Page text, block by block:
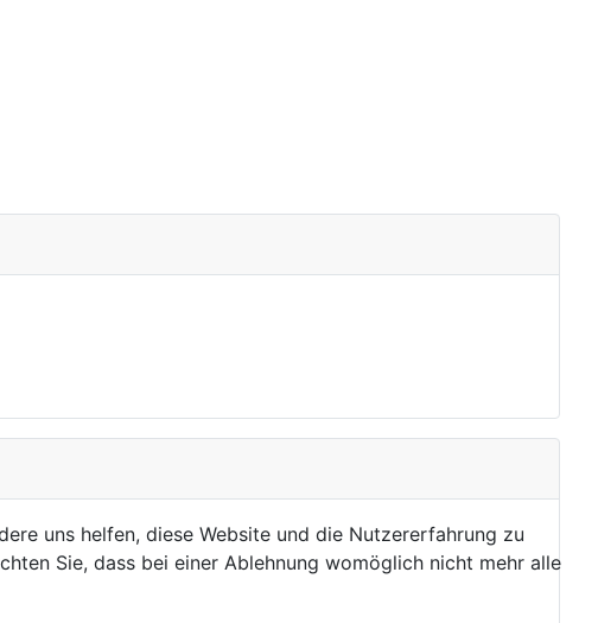
uns helfen, diese Website und die Nutzererfahrung zu
Sie, dass bei einer Ablehnung womöglich nicht mehr alle